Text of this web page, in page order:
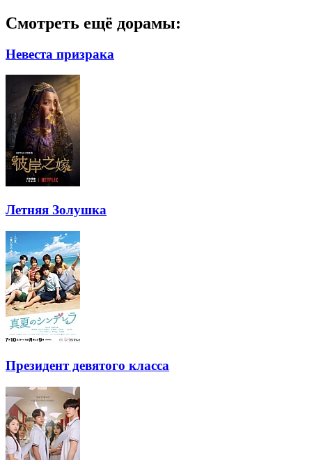
Смотреть ещё дорамы:
Невеста призрака
Летняя Золушка
Президент девятого класса